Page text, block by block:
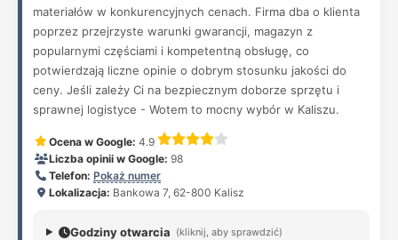
materiałów w konkurencyjnych cenach. Firma dba o klienta
poprzez przejrzyste warunki gwarancji, magazyn z
popularnymi częściami i kompetentną obsługę, co
potwierdzają liczne opinie o dobrym stosunku jakości do
ceny. Jeśli zależy Ci na bezpiecznym doborze sprzętu i
sprawnej logistyce - Wotem to mocny wybór w Kaliszu.
Ocena w Google: 4.9
Liczba opinii w Google: 98
Telefon: Pokaż numer
Lokalizacja: Bankowa 7, 62-800 Kalisz
Godziny otwarcia (kliknij, aby sprawdzić)